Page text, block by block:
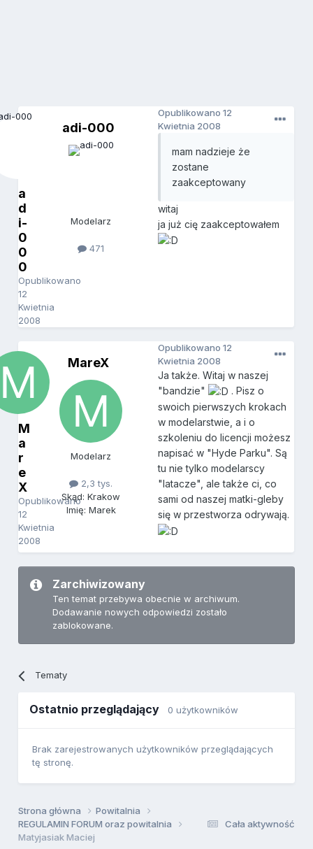
a
d
i-
0
0
0
Opublikowano
12
Kwietnia
2008
adi-000
Modelarz
471
Opublikowano12
Kwietnia 2008
mam nadzieje że
zostane
zaakceptowany
witaj
ja już cię zaakceptowałem
M
a
r
e
X
Opublikowano
12
Kwietnia
2008
MareX
Modelarz
2,3 tys.
Skąd: Krakow
Imię: Marek
Opublikowano12
Kwietnia 2008
Ja także. Witaj w naszej
"bandzie"
. Pisz o
swoich pierwszych krokach
w modelarstwie, a i o
szkoleniu do licencji możesz
napisać w "Hyde Parku". Są
tu nie tylko modelarscy
"latacze", ale także ci, co
sami od naszej matki-gleby
się w przestworza odrywają.
Zarchiwizowany
Ten temat przebywa obecnie w archiwum.
Dodawanie nowych odpowiedzi zostało
zablokowane.
Tematy
Ostatnio przeglądający 0 użytkowników
Brak zarejestrowanych użytkowników przeglądających
tę stronę.
Cała aktywność
Strona główna
Powitalnia
REGULAMIN FORUM oraz powitalnia
Matyjasiak Maciej